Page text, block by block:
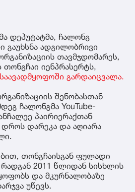
დეპუტატმა, ჩალონგ
გაუხსნა ადგილობრივი
თავმჯდომარეს,
იენპრასერტს,
გარდაიცვალა.
შენობასთან
ჩალონგმა YouTube-
პაირიერაქთან
დარეკა და აღიარა
თონგჩაისგან ფულადი
2011 წლიდან სისხლის
და მკურნალობაზე
უწევს.